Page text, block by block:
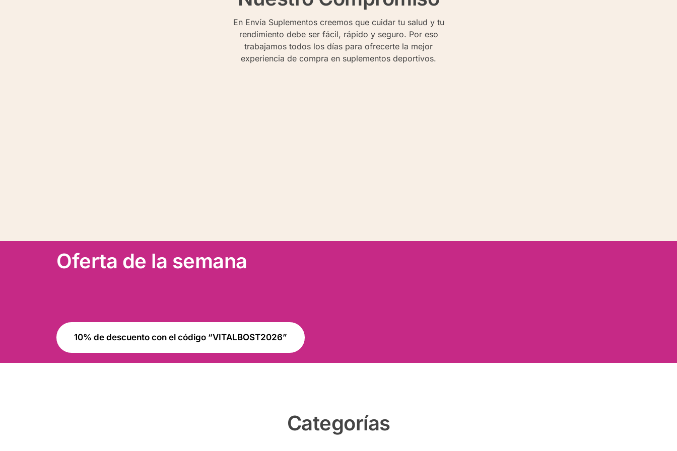
En Envía Suplementos creemos que cuidar tu salud y tu
rendimiento debe ser fácil, rápido y seguro. Por eso
trabajamos todos los días para ofrecerte la mejor
experiencia de compra en suplementos deportivos.
Oferta de la semana
10% de descuento con el código “VITALBOST2026”
Categorías